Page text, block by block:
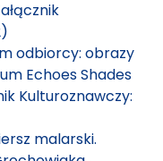
odbiorcy: obrazy
Echoes Shades
Kulturoznawczy:
malarski.